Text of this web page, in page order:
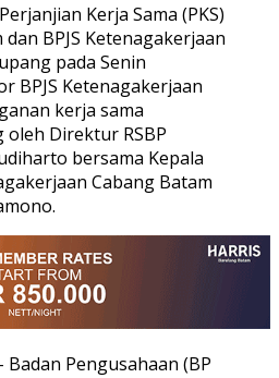
Kerja Sama (PKS)
BPJS Ketenagakerjaan
pada Senin
BPJS Ketenagakerjaan
kerja sama
Direktur RSBP
bersama Kepala
Cabang Batam
Badan Pengusahaan (BP